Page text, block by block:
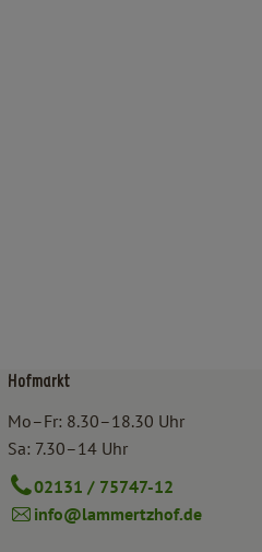
Hofmarkt
Mo–Fr: 8.30–18.30 Uhr
Sa: 7.30–14 Uhr
02131 / 75747-12
info@lammertzhof.de